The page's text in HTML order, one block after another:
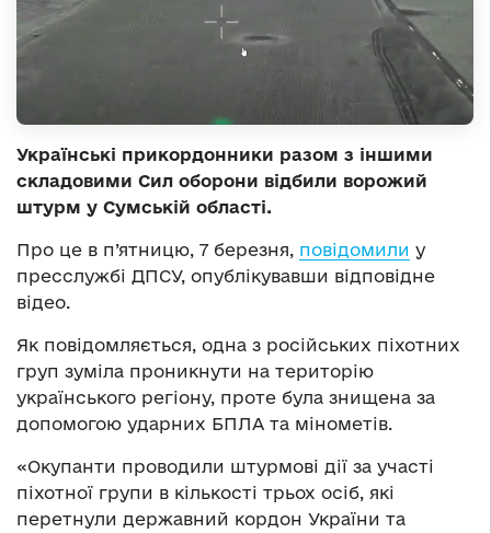
Українські прикордонники разом з іншими
складовими Сил оборони відбили ворожий
штурм у Сумській області.
Про це в п’ятницю, 7 березня, повідомили у
пресслужбі ДПСУ, опублікувавши відповідне
відео.
Як повідомляється, одна з російських піхотних
груп зуміла проникнути на територію
українського регіону, проте була знищена за
допомогою ударних БПЛА та мінометів.
«Окупанти проводили штурмові дії за участі
піхотної групи в кількості трьох осіб, які
перетнули державний кордон України та